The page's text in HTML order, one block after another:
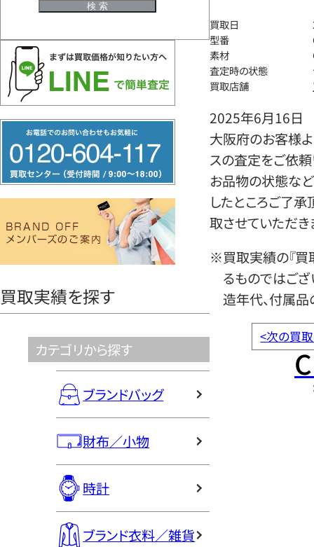
リ
ー
ヤ
買取実績を探す
カテゴリから探す
ブランドバッグ
財布／小物
時計
ブランド衣料／雑貨
買取日
型番
素材
査定時の状態
買取店舗
2025年6月16日
大阪府のお客様
スの査定をご依頼
お品物の状態など
したところご了
取させていただき
※買取実績の『買
るものではござ
造年代、付属品
<次の買